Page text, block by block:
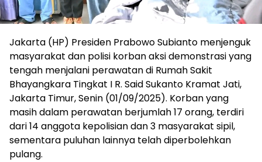
Jakarta (HP) Presiden Prabowo Subianto menjenguk
masyarakat dan polisi korban aksi demonstrasi yang
tengah menjalani perawatan di Rumah Sakit
Bhayangkara Tingkat I R. Said Sukanto Kramat Jati,
Jakarta Timur, Senin (01/09/2025). Korban yang
masih dalam perawatan berjumlah 17 orang, terdiri
dari 14 anggota kepolisian dan 3 masyarakat sipil,
sementara puluhan lainnya telah diperbolehkan
pulang.